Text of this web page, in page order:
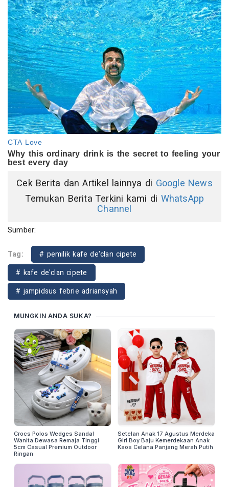
Cek Berita dan Artikel lainnya di Google News
Temukan Berita Terkini kami di WhatsApp
Channel
Sumber:
Tag:
# pemilik kafe de'clan cipete
# kafe de'clan cipete
# jampidsus febrie adriansyah